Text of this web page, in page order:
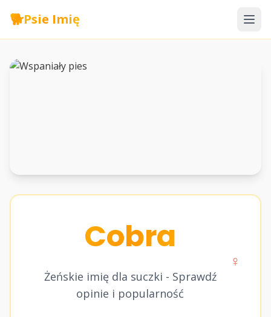
🐕Psie Imię
Cobra
Żeńskie imię dla suczki - Sprawdź
opinie i popularność
♀